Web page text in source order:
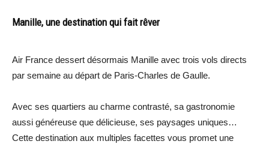
Manille, une destination qui fait rêver
Air France dessert désormais Manille avec trois vols directs
par semaine au départ de Paris-Charles de Gaulle.
Avec ses quartiers au charme contrasté, sa gastronomie
aussi généreuse que délicieuse, ses paysages uniques…
Cette destination aux multiples facettes vous promet une